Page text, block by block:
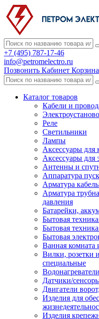
+7 (495) 787-17-46
info@petromelectro.ru
Позвонить Кабинет Корзина
Каталог товаров
Кабели и
Реле
Светильники
Лампы
Аксессуары для
Аксессуары для
Антенны и
Аппаратура
Арматура
Арматура
давления
Батарейки,
Бытовая
Бытовая
Бытовая
Ванная комната
Вилки, розетки
специальные
Водонагреватели
Датчики/
Двигатели
Изделия для
Изделия